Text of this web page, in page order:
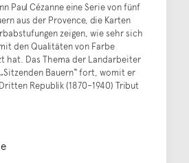
Paul Cézanne eine Serie von fünf
aus der Provence, die Karten
zeigen, wie sehr sich
den Qualitäten von Farbe
hat. Das Thema der Landarbeiter
Bauern“ fort, womit er
Republik (1870–1940) Tribut